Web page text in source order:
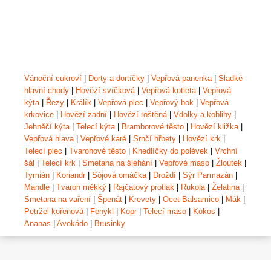
Vánoční cukroví Dorty a dortíčky Vepřová panenka| Sladké
hlavní chody
Hovězí svíčková| Vepřová kotleta| Vepřová
kýta| Řezy Králík Vepřová plec Vepřový bok
Vepřová
krkovice
Hovězí zadní Hovězí roštěná| Vdolky a koblihy
Jehněčí kýta| Telecí kýta| Bramborové těsto Hovězí kližka|
Vepřová hlava| Vepřové karé Srnčí hřbety Hovězí krk
Telecí plec
Tvarohové těsto Knedlíčky do polévek
Vrchní
šál
Telecí krk Smetana na šlehání Vepřové maso Žloutek
Tymián
Koriandr| Sójová omáčka| Droždí Sýr Parmazán
Mandle
Tvaroh měkký Rajčatový protlak Rukola| Želatina|
Smetana na vaření
Špenát Krevety Ocet Balsamico Mák
Petržel kořenová| Fenykl Kopr| Telecí maso Kokos
Ananas
Avokádo Brusinky